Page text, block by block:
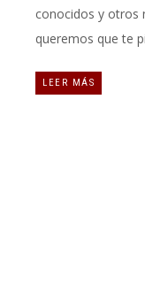
conocidos y otros
queremos que te
LEER MÁS